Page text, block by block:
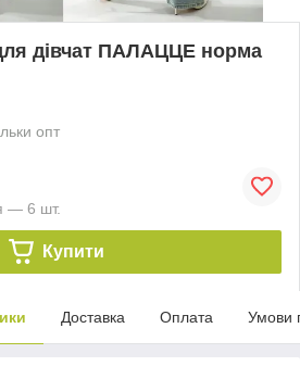
дівчат ПАЛАЦЦЕ норма
опт
— 6 шт.
Купити
Доставка Оплата Умови